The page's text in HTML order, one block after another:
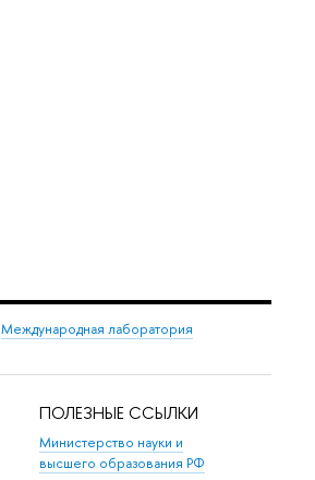
Международная лаборатория
ПОЛЕЗНЫЕ ССЫЛКИ
Министерство науки и
высшего образования РФ